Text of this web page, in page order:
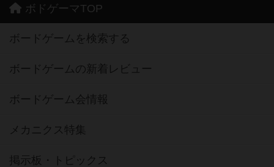
ボドゲーマTOP
ボードゲームを検索する
ボードゲームの新着レビュー
ボードゲーム会情報
メカニクス特集
掲示板・トピックス